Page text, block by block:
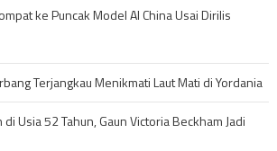
ke Puncak Model AI China Usai Dirilis
Terjangkau Menikmati Laut Mati di Yordania
Usia 52 Tahun, Gaun Victoria Beckham Jadi